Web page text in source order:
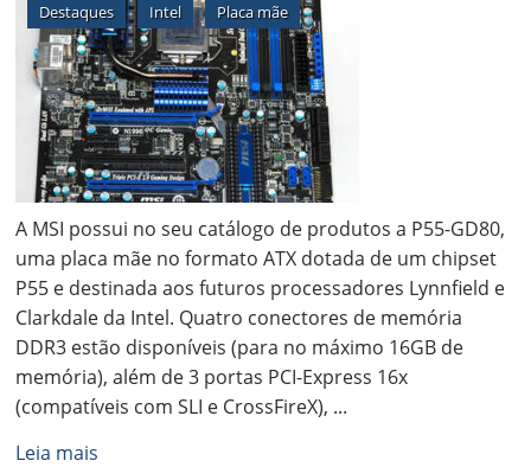
Destaques Intel Placa mãe
A MSI possui no seu catálogo de produtos a P55-GD80,
uma placa mãe no formato ATX dotada de um chipset
P55 e destinada aos futuros processadores Lynnfield e
Clarkdale da Intel. Quatro conectores de memória
DDR3 estão disponíveis (para no máximo 16GB de
memória), além de 3 portas PCI-Express 16x
(compatíveis com SLI e CrossFireX), ...
Leia mais